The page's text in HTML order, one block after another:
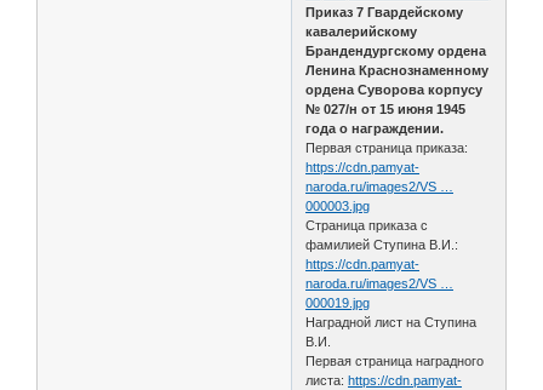
Приказ 7 Гвардейскому
кавалерийскому
Брандендургскому ордена
Ленина Краснознаменному
ордена Суворова корпусу
№ 027/н от 15 июня 1945
года о награждении.
Первая страница приказа:
https://cdn.pamyat-
naroda.ru/images2/VS …
000003.jpg
Страница приказа с
фамилией Ступина В.И.:
https://cdn.pamyat-
naroda.ru/images2/VS …
000019.jpg
Наградной лист на Ступина
В.И.
Первая страница наградного
листа:https://cdn.pamyat-